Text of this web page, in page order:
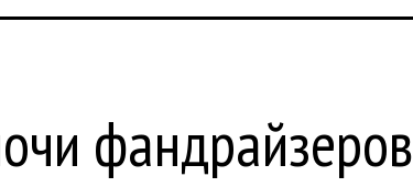
фандрайзеров